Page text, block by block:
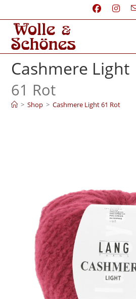
Cashmere Light
61 Rot
> Shop > Cashmere Light 61 Rot